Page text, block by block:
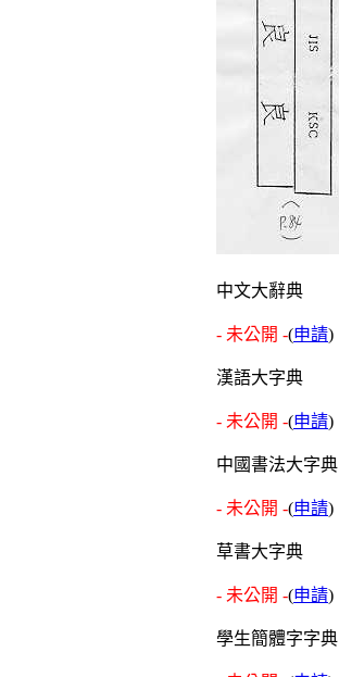
中文大辭典
- 未公開 -(申請)
漢語大字典
- 未公開 -(申請)
中國書法大字典
- 未公開 -(申請)
草書大字典
- 未公開 -(申請)
學生簡體字字典